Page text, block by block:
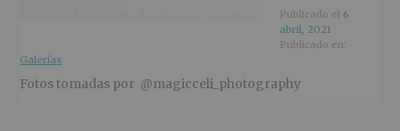
Publicado el 6
abril, 2021
Publicado en:
Galerías
Fotos tomadas por @magicceli_photography